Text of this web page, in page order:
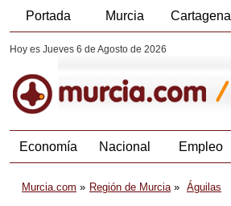
Portada Murcia Cartagena
Hoy es Jueves 6 de Agosto de 2026
Economía Nacional Empleo
Murcia.com Región de Murcia Águilas